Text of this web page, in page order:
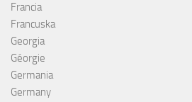
Francia
Francuska
Georgia
Géorgie
Germania
Germany